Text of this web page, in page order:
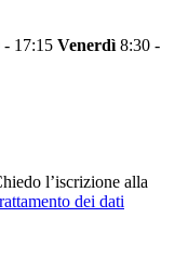
- 17:15 Venerdì 8:30 -
l’iscrizione alla
dei dati